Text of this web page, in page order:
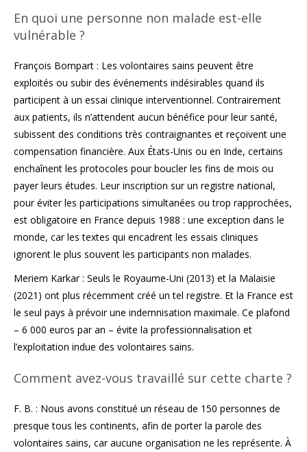
En quoi une personne non malade est-elle
vulnérable ?
François Bompart : Les volontaires sains peuvent être
exploités ou subir des événements indésirables quand ils
participent à un essai clinique interventionnel. Contrairement
aux patients, ils n’attendent aucun bénéfice pour leur santé,
subissent des conditions très contraignantes et reçoivent une
compensation financière. Aux États-Unis ou en Inde, certains
enchaînent les protocoles pour boucler les fins de mois ou
payer leurs études. Leur inscription sur un registre national,
pour éviter les participations simultanées ou trop rapprochées,
est obligatoire en France depuis 1988 : une exception dans le
monde, car les textes qui encadrent les essais cliniques
ignorent le plus souvent les participants non malades.
Meriem Karkar : Seuls le Royaume-Uni (2013) et la Malaisie
(2021) ont plus récemment créé un tel registre. Et la France est
le seul pays à prévoir une indemnisation maximale. Ce plafond
– 6 000 euros par an – évite la professionnalisation et
l’exploitation indue des volontaires sains.
Comment avez-vous travaillé sur cette charte ?
F. B. : Nous avons constitué un réseau de 150 personnes de
presque tous les continents, afin de porter la parole des
volontaires sains, car aucune organisation ne les représente. À